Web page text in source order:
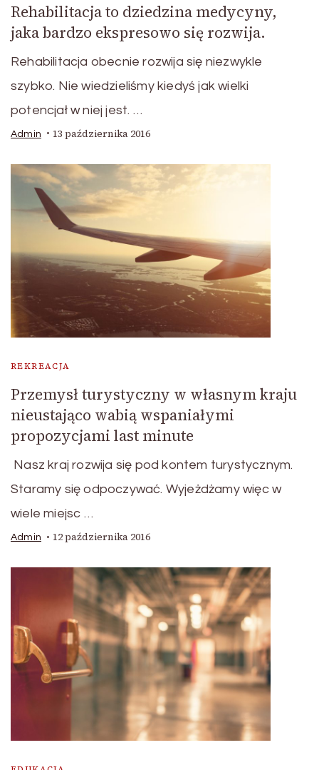
Rehabilitacja to dziedzina medycyny,
jaka bardzo ekspresowo się rozwija.
Rehabilitacja obecnie rozwija się niezwykle
szybko. Nie wiedzieliśmy kiedyś jak wielki
potencjał w niej jest. …
Admin 13 października 2016
REKREACJA
Przemysł turystyczny w własnym kraju
nieustająco wabią wspaniałymi
propozycjami last minute
Nasz kraj rozwija się pod kontem turystycznym.
Staramy się odpoczywać. Wyjeżdżamy więc w
wiele miejsc …
Admin 12 października 2016